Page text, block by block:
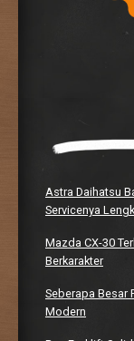
Astra Daihatsu
Servicenya
Mazda CX-30
Berkarakter
Seberapa Besar
Modern